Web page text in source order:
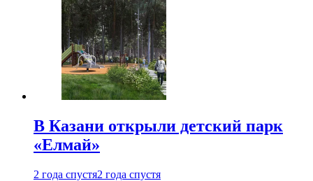
В Казани открыли детский парк
«Елмай»
2 года спустя2 года спустя